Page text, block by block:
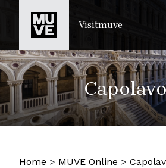
SALTA AL CONTENUTO
Visitmuve
Home > MUVE Online >